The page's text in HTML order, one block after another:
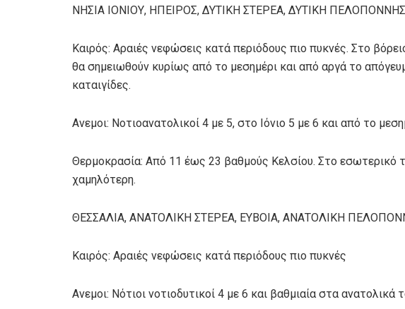
ΝΗΣΙΑ ΙΟΝΙΟΥ, ΗΠΕΙΡΟΣ, ΔΥΤΙΚΗ ΣΤΕΡΕΑ, ΔΥΤΙΚΗ
Καιρός: Αραιές νεφώσεις κατά περιόδους πιο πυκνές. Στο
θα σημειωθούν κυρίως από το μεσημέρι και από αργά το
καταιγίδες.
Ανεμοι: Νοτιοανατολικοί 4 με 5, στο Ιόνιο 5 με 6 και από το
Θερμοκρασία: Από 11 έως 23 βαθμούς Κελσίου. Στο εσωτερικό
χαμηλότερη.
ΘΕΣΣΑΛΙΑ, ΑΝΑΤΟΛΙΚΗ ΣΤΕΡΕΑ, ΕΥΒΟΙΑ, ΑΝΑΤΟΛΙΚΗ
Καιρός: Αραιές νεφώσεις κατά περιόδους πιο πυκνές
Ανεμοι: Νότιοι νοτιοδυτικοί 4 με 6 και βαθμιαία στα